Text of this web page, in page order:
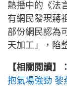
熱播中的《法
有網民發現蔣
部份網民認為
天加工」，陷
【相關閱讀】：
抱氣場強勁 黎